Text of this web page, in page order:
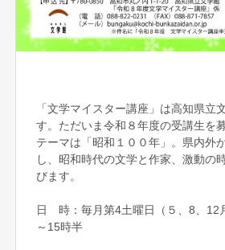
「文学マイスター講座」は高知県立
す。ただいま令和８年度の受講生を
テーマは「昭和１００年」。県内外
し、昭和時代の文学と作家、激動の
びます。
日 時：毎月第4土曜日（５、8、
～15時半